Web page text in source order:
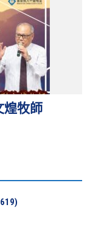
煌牧師